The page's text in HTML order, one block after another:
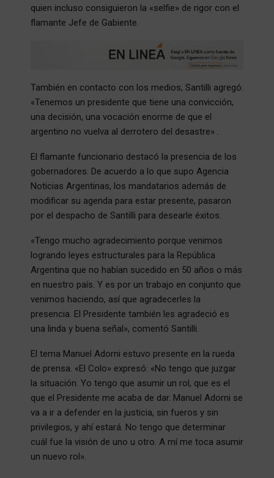
quien incluso consiguieron la «selfie» de rigor con el
flamante Jefe de Gabiente.
También en contacto con los medios, Santilli agregó:
«Tenemos un presidente que tiene una convicción,
una decisión, una vocación enorme de que el
argentino no vuelva al derrotero del desastre» .
El flamante funcionario destacó la presencia de los
gobernadores. De acuerdo a lo que supo Agencia
Noticias Argentinas, los mandatarios además de
modificar su agenda para estar presente, pasaron
por el despacho de Santilli para desearle éxitos.
«Tengo mucho agradecimiento porque venimos
logrando leyes estructurales para la República
Argentina que no habían sucedido en 50 años o más
en nuestro país. Y es por un trabajo en conjunto que
venimos haciendo, así que agradecerles la
presencia. El Presidente también les agradeció es
una linda y buena señal», comentó Santilli.
El tema Manuel Adorni estuvo presente en la rueda
de prensa. «El Colo» expresó: «No tengo que juzgar
la situación. Yo tengo que asumir un rol, que es el
que el Presidente me acaba de dar. Manuel Adorni se
va a ir a defender en la justicia, sin fueros y sin
privilegios, y ahí estará. No tengo que determinar
cuál fue la visión de uno u otro. A mí me toca asumir
un nuevo rol».